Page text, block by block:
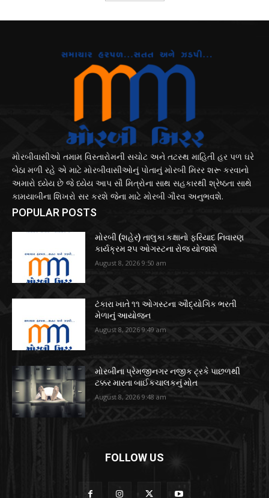
મોરબીવાસીઓ તમામ વિસ્તારોમની સચોટ અને તટસ્થ માહિતી હર પળ ઘરે
બેઠા મળી રહે એ માટે મોરબીવાસીઓનું પોતાનું મોરબી મિરર શરૂ કરવાનો
અમારો ધ્યેય છે જે ધ્યેય આપ સૌ મિત્રોના સાથ સહકારથી શ્રેષ્ઠતા સાથે
કામયાબીના શિખરો સર કરશે જેના માટે મોરબી ગૌરવ અનુભવશે.
POPULAR POSTS
મોરબી (શહેર) તાલુકા કક્ષાનો ફરિયાદ નિવારણ
કાર્યક્રમ ૨૫ ઓગસ્ટના રોજ યોજાશે
August 8, 2026 9:50 am
ટંકારા ખાતે ૧૧ ઓગસ્ટના ઔદ્યોગિક ભરતી
મેળાનું આયોજન
August 8, 2026 9:49 am
મોરબીના પ્રેમજીનગર નજીક ટ્રકે પાછળથી
ટક્કર મારતા બાઈકચાલકનું મોત
August 8, 2026 9:48 am
FOLLOW US